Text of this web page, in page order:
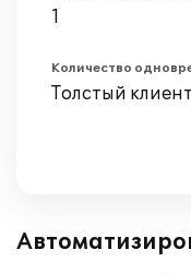
1
Количество
Толстый